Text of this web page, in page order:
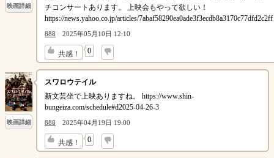
映画詳細
チコンサートあります。 上映会もやって欲しい！
https://news.yahoo.co.jp/articles/7abaf58290ea0ade3f3ecdb8a3170c77dfd2c2ff
888 2025年05月10日 12:10
共感！ 0
↓
映画詳細
スワロウテイル
新文芸坐で上映ありますね。 https://www.shin-
bungeiza.com/schedule#d2025-04-26-3
888 2025年04月19日 19:00
共感！ 0
↓